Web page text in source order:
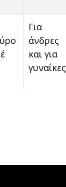
Για
άνδρες
και για
γυναίκες